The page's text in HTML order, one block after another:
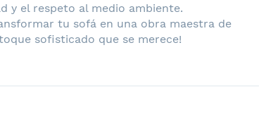
y el respeto al medio ambiente.
tu sofá en una obra maestra de
sofisticado que se merece!